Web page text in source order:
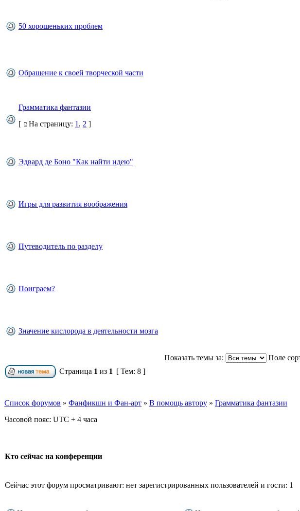
50 хорошеньких проблем
Обращение к своей творческой части
Грамматика фантазии
[
На страницу: 1 , 2 ]
Эдвард де Боно "Как найти идею"
Игры для развития воображения
Путеводитель по разделу
Поиграем?
Значение кислорода в деятельности мозга
Показать темы за:
Поле
Страница 1 из 1 [ Тем: 8 ]
Список форумов » Фанфикшн и Фан-арт » В помощь автору » Грамматика фантазии
Часовой пояс: UTC + 4 часа
Кто сейчас на конференции
Сейчас этот форум просматривают: нет зарегистрированных пользователей и гости: 1